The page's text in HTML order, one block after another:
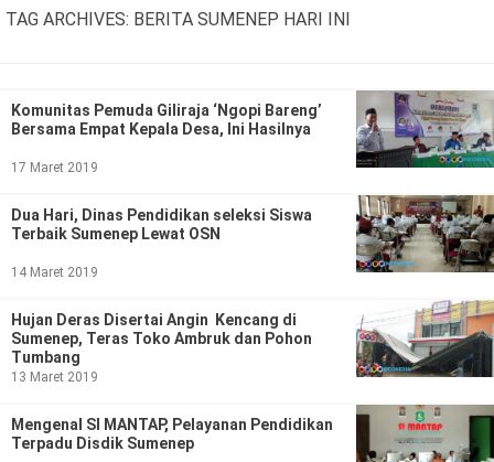
Gaya Hidup
Otomotif
TAG ARCHIVES: BERITA SUMENEP HARI INI
Komunitas Pemuda Giliraja ‘Ngopi Bareng’
Bersama Empat Kepala Desa, Ini Hasilnya
17 Maret 2019
Dua Hari, Dinas Pendidikan seleksi Siswa
Terbaik Sumenep Lewat OSN
14 Maret 2019
Hujan Deras Disertai Angin Kencang di
Sumenep, Teras Toko Ambruk dan Pohon
Tumbang
13 Maret 2019
Mengenal SI MANTAP, Pelayanan Pendidikan
Terpadu Disdik Sumenep